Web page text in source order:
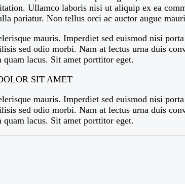
Ullamco laboris nisi ut aliquip ex ea
pariatur. Non tellus orci ac auctor augue
mauris. Imperdiet sed euismod nisi
sed odio morbi. Nam at lectus urna duis
lacus. Sit amet porttitor eget.
SIT AMET
mauris. Imperdiet sed euismod nisi
sed odio morbi. Nam at lectus urna duis
lacus. Sit amet porttitor eget.